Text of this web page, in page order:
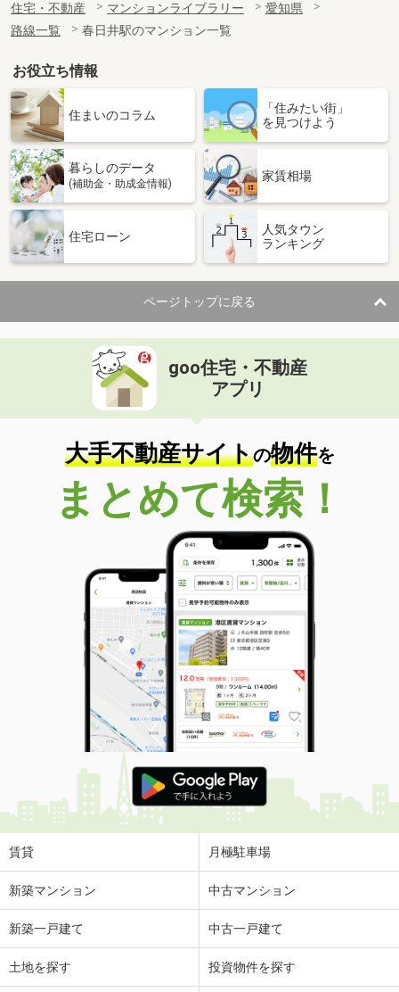
住宅・不動産 マンションライブラリー
愛知県
路線一覧
春日井駅のマンション一覧
お役立ち情報
住まいのコラム
「住みたい街」
を見つけよう
暮らしのデータ
(補助金・助成金情報)
家賃相場
住宅ローン
人気タウン
ランキング
ページトップに戻る
goo住宅・不動産
アプリ
大手不動産サイトの物件を
まとめて検索！
賃貸 月極駐車場
新築マンション 中古マンション
新築一戸建て 中古一戸建て
土地を探す 投資物件を探す